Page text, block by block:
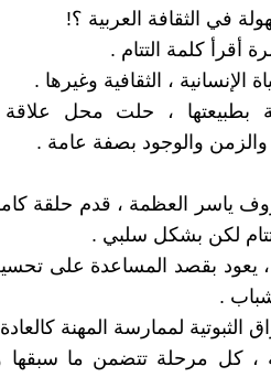
في الثقافة العربية ؟!
أقرأ كلمة التتام .
الإنسانية ، الثقافية وغيرها .
بطبيعتها ، حلت محل علاقة
والزمن والوجود بصفة عامة .
ياسر العظمة ، قدم حلقة
لكن بشكل سلبي .
بقصد المساعدة على
.
الثبوتية لممارسة المهنة
، كل مرحلة تتضمن ما